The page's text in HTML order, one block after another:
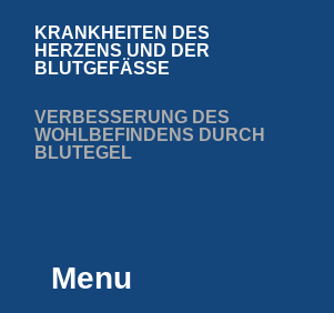
KRANKHEITEN DES
HERZENS UND DER
BLUTGEFÄSSE
VERBESSERUNG DES
WOHLBEFINDENS DURCH
BLUTEGEL
Menu